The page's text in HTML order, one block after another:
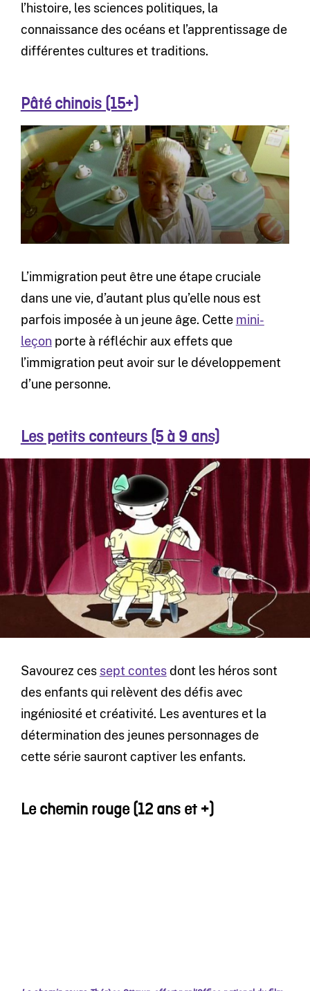
l’histoire, les sciences politiques, la
connaissance des océans et l’apprentissage de
différentes cultures et traditions.
Pâté chinois (15+)
L’immigration peut être une étape cruciale
dans une vie, d’autant plus qu’elle nous est
parfois imposée à un jeune âge. Cette mini-
leçonporte à réfléchir aux effets que
l’immigration peut avoir sur le développement
d’une personne.
Les petits conteurs (5 à 9 ans)
Savourez ces sept contesdont les héros sont
des enfants qui relèvent des défis avec
ingéniosité et créativité. Les aventures et la
détermination des jeunes personnages de
cette série sauront captiver les enfants.
Le chemin rouge (12 ans et +)